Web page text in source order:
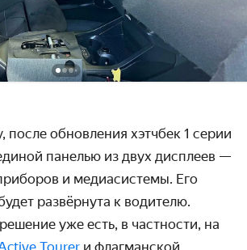
после обновления хэтчбек 1 серии
панелью из двух дисплеев —
и медиасистемы. Его
развёрнута к водителю.
уже есть, в частности, на
Tourer и флагманской